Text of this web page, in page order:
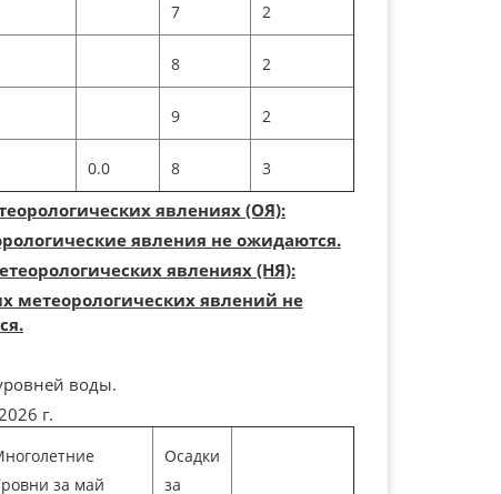
7 2
8 2
9 2
0.0 8 3
явлениях (ОЯ):
явления не ожидаются.
явлениях (НЯ):
метеорологических явлений не
воды.
г.
за май
Осадки
за